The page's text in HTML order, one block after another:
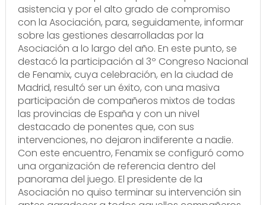
asistencia y por el alto grado de compromiso
con la Asociación, para, seguidamente, informar
sobre las gestiones desarrolladas por la
Asociación a lo largo del año. En este punto, se
destacó la participación al 3º Congreso Nacional
de Fenamix, cuya celebración, en la ciudad de
Madrid, resultó ser un éxito, con una masiva
participación de compañeros mixtos de todas
las provincias de España y con un nivel
destacado de ponentes que, con sus
intervenciones, no dejaron indiferente a nadie.
Con este encuentro, Fenamix se configuró como
una organización de referencia dentro del
panorama del juego. El presidente de la
Asociación no quiso terminar su intervención sin